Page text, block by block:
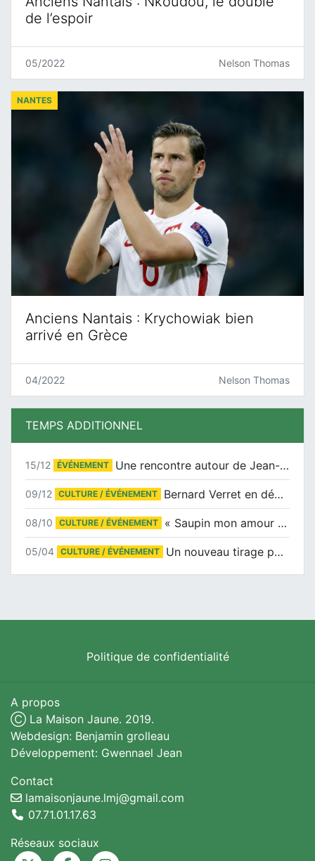
de l’espoir
05/2022 Nelson Thomas
Anciens Nantais : Krychowiak bien
arrivé en Grèce
NANTES
04/2022 Nelson Thomas
TEMPS ADDITIONNEL
15/12 ÉVÉNEMENT Une rencontre autour de Jean-Claude Suaudeau
09/12 CULTURE / ÉVÉNEMENT Bernard Verret en dédicaces le samedi 13 décembre à l’Espace Culturel Atlantis
08/10 CULTURE / ÉVÉNEMENT « Saupin mon amour » au salon du livre de Trentemoult
05/04 CULTURE / ÉVÉNEMENT Un nouveau tirage pour le Docu-BD
Politique de confidentialité
A propos
Ⓒ La Maison Jaune. 2019.
Webdesign: Benjamin grolleau
Développement: Gwennael Jean
Contact
lamaisonjaune.lmj@gmail.com
07.71.01.17.63
Réseaux sociaux